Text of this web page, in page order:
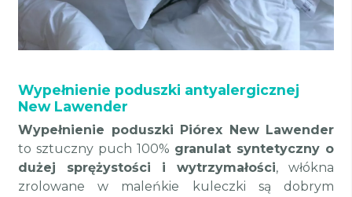
Wypełnienie poduszki antyalergicznej
New Lawender
Wypełnienie poduszki Piórex New Lawender
to sztuczny puch 100% granulat syntetyczny o
dużej sprężystości i wytrzymałości, włókna
zrolowane w maleńkie kuleczki są dobrym